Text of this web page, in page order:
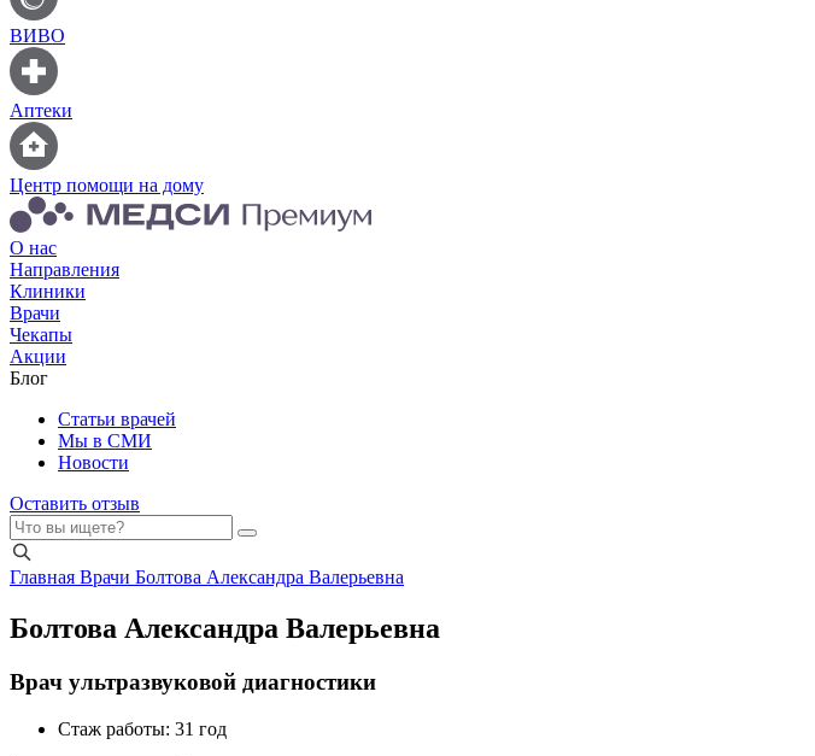
ВИВО
Аптеки
Центр помощи на дому
О нас
Направления
Клиники
Врачи
Чекапы
Акции
Блог
Статьи врачей
Мы в СМИ
Новости
Оставить отзыв
Главная Врачи Болтова Александра Валерьевна
Болтова Александра Валерьевна
Врач ультразвуковой диагностики
Стаж работы: 31 год